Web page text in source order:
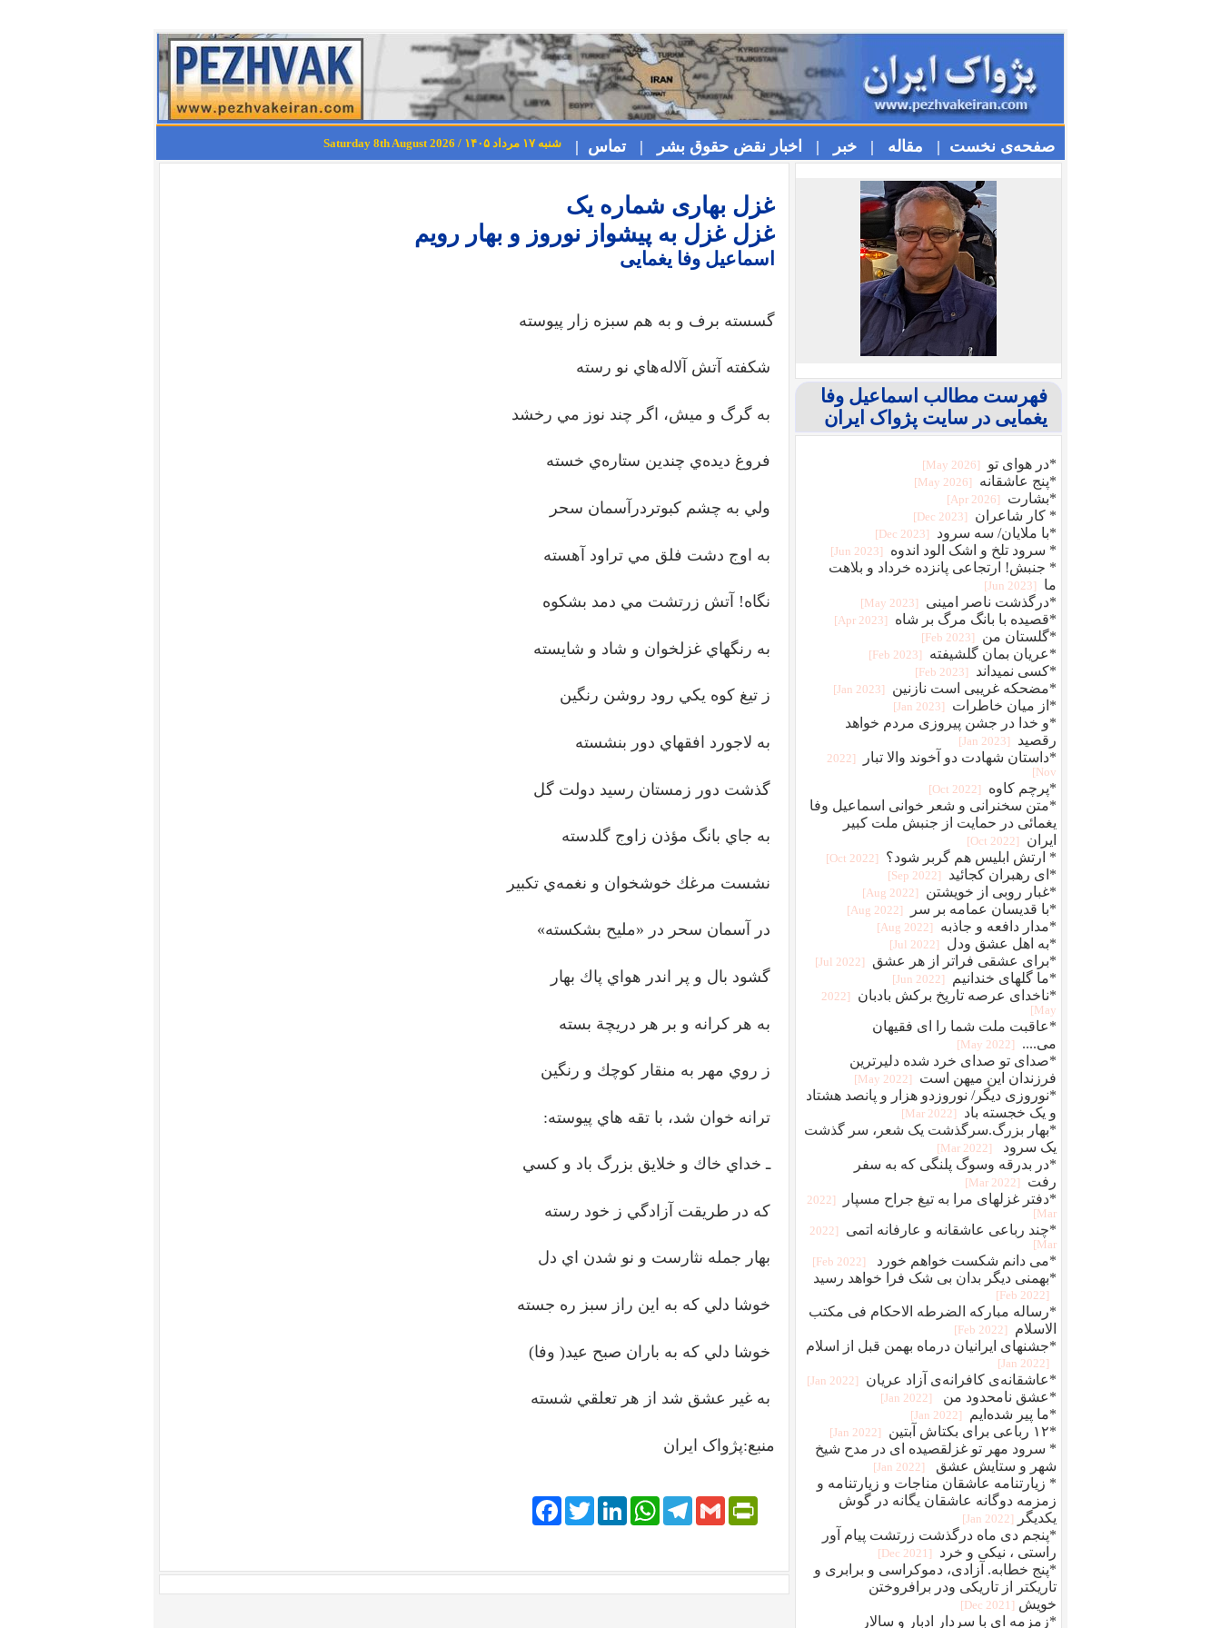
صفحه‌ی نخست | مقاله | خبر | اخبار نقض حقوق بشر | تماس | شنبه ۱۷ مرداد ۱۴۰۵ / Saturday 8th August 2026
غزل بهاری شماره یک
غزل غزل به پیشواز نوروز و بهار رویم
اسماعیل وفا یغمایی
گسسته برف و به هم سبزه زار پيوسته
شكفته آتش آلاله‌هاي نو رسته
به گرگ و ميش، اگر چند نوز مي رخشد
فروغ ديده‌ي چندين ستاره‌ي خسته
ولي به چشم كبوتردرآسمان سحر
به اوج دشت فلق مي تراود آهسته
نگاه! آتش زرتشت مي دمد بشكوه
به رنگهاي غزلخوان و شاد و شايسته
ز تيغ كوه يكي رود روشن رنگين
به لاجورد افقهاي دور بنشسته
گذشت دور زمستان رسيد دولت گل
به جاي بانگ مؤذن زاوج گلدسته
نشست مرغك خوشخوان و نغمه‌ي تكبير
در آسمان سحر در «مليح بشكسته»
گشود بال و پر اندر هواي پاك بهار
به هر كرانه و بر هر دريچة بسته
ز روي مهر به منقار كوچك و رنگين
ترانه خوان شد، با تقه هاي پيوسته:
ـ خداي خاك و خلايق بزرگ باد و كسي
كه در طريقت آزادگي ز خود رسته
بهار جمله نثارست و نو شدن اي دل
خوشا دلي كه به اين راز سبز ره جسته
خوشا دلي كه به باران صبح عيد( وفا)
به غير عشق شد از هر تعلقي شسته
منبع:پژواک ایران
FacebookTwitterLinkedIn
WhatsAppTelegramGmail
PrintFriendly
فهرست مطالب اسماعیل وفا
یغمایی در سایت پژواک ایران
*در هوای تو [2026 May]
*پنج عاشقانه [2026 May]
*بشارت [2026 Apr]
* کار شاعران [2023 Dec]
*با ملایان/ سه سرود [2023 Dec]
* سرود تلخ و اشک الود اندوه [2023 Jun]
* جنبش! ارتجاعی پانزده خرداد و بلاهت
ما
[2023 Jun]
*درگذشت ناصر امینی [2023 May]
*قصیده با بانگ مرگ بر شاه [2023 Apr]
*گلستان من [2023 Feb]
*عریان بمان گلشیفته [2023 Feb]
*کسی نمیداند [2023 Feb]
*مضحکه غریبی است نازنین [2023 Jan]
*از میان خاطرات [2023 Jan]
*و خدا در جشن پیروزی مردم خواهد
رقصید
[2023 Jan]
*داستان شهادت دو آخوند والا تبار
[2022
Nov]
*پرچم کاوه [2022 Oct]
*متن سخنرانی و شعر خوانی اسماعیل وفا
یغمائی در حمایت از جنبش ملت کبیر
ایران
[2022 Oct]
* ارتش ابلیس هم گربر شود؟ [2022 Oct]
*ای رهبران کجائید [2022 Sep]
*غبار روبی از خویشتن [2022 Aug]
*با قدیسان عمامه بر سر [2022 Aug]
*مدار دافعه و جاذبه [2022 Aug]
*به اهل عشق ودل [2022 Jul]
*برای عشقی فراتر از هر عشق [2022 Jul]
*ما گلهای خندانیم [2022 Jun]
*ناخدای عرصه تاریخ برکش بادبان
[2022
May]
*عاقبت ملت شما را ای فقیهان
می....
[2022 May]
*صدای تو صدای خرد شده دلیرترین
فرزندان این میهن است
[2022 May]
*نوروزی دیگر/ نوروزدو هزار و پانصد هشتاد
و یک خجسته باد
[2022 Mar]
*بهار بزرگ.سرگذشت یک شعر، سر گذشت
یک سرود
[2022 Mar]
*در بدرقه وسوگ پلنگی که به سفر
رفت
[2022 Mar]
*دفتر غزلهای مرا به تیغ جراح مسپار
[2022
Mar]
*چند رباعی عاشقانه و عارفانه اتمی
[2022
Mar]
*می دانم شکست خواهم خورد [2022 Feb]
*بهمنی دیگر بدان بی شک فرا خواهد رسید
[2022 Feb]
*رساله مبارکه الضرطه الاحکام فی مکتب
الاسلام
[2022 Feb]
*جشنهای ایرانیان درماه بهمن قبل از اسلام
[2022 Jan]
*عاشقانه‌ی کافرانه‌ی آزاد عریان [2022 Jan]
*عشق نامحدود من [2022 Jan]
*ما پیر شده‌ایم [2022 Jan]
*۱۲ رباعی برای بکتاش آبتین [2022 Jan]
* سرود مهر تو غزلقصیده ای در مدح شیخ
شهر و ستایش عشق
[2022 Jan]
* زیارتنامه عاشقان مناجات و زیارتنامه و
زمزمه دوگانه عاشقان یگانه در گوش
یکدیگر
[2022 Jan]
*پنجم دی ماه درگذشت زرتشت پیام آور
راستی ، نیکی و خرد
[2021 Dec]
*پنج خطابه. آزادی، دموکراسی و برابری و
تاریکتر از تاریکی ودر برافروختن
خویش [2021 Dec]
*زمزمه ای با سردار ادبار و سالار